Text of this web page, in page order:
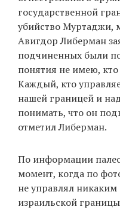
государственной
убийство Муртаджи,
Авигдор Либерман
подчиненных были
понятия не имею,
Каждый, кто
нашей границей и
понимать, что он
отметил Либерман.
По информации
момент, когда по
не управлял
израильской